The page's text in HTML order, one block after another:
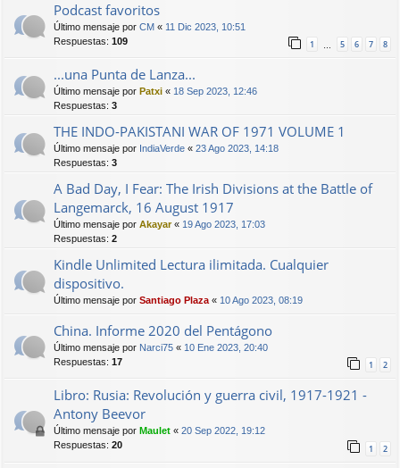
Podcast favoritos
Último mensaje por CM « 11 Dic 2023, 10:51
Respuestas: 109 1 … 5 6 7 8
...una Punta de Lanza...
Último mensaje por Patxi « 18 Sep 2023, 12:46
Respuestas: 3
THE INDO-PAKISTANI WAR OF 1971 VOLUME 1
Último mensaje por IndiaVerde « 23 Ago 2023, 14:18
Respuestas: 3
A Bad Day, I Fear: The Irish Divisions at the Battle of
Langemarck, 16 August 1917
Último mensaje por Akayar« 19 Ago 2023, 17:03
Respuestas: 2
Kindle Unlimited Lectura ilimitada. Cualquier
dispositivo.
Último mensaje por Santiago Plaza « 10 Ago 2023, 08:19
China. Informe 2020 del Pentágono
Último mensaje por Narci75 « 10 Ene 2023, 20:40
Respuestas: 17 1 2
Libro: Rusia: Revolución y guerra civil, 1917-1921 -
Antony Beevor
Último mensaje por Maulet « 20 Sep 2022, 19:12
Respuestas: 20 1 2